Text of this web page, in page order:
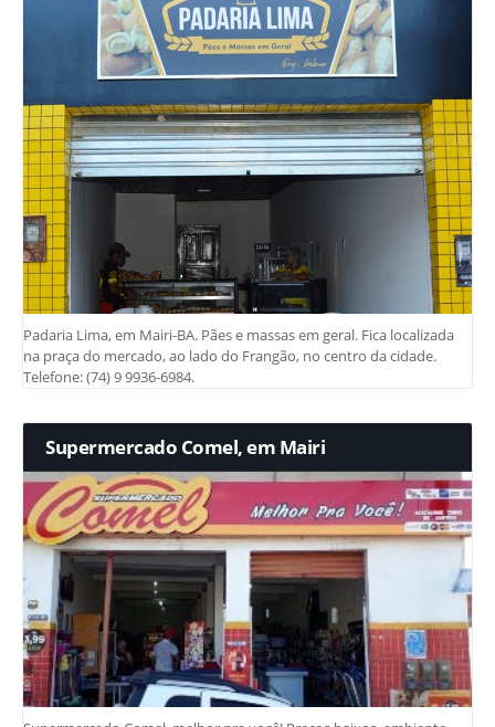
Padaria Lima, em Mairi-BA. Pães e massas em geral. Fica localizada
na praça do mercado, ao lado do Frangão, no centro da cidade.
Telefone: (74) 9 9936-6984.
Supermercado Comel, em Mairi